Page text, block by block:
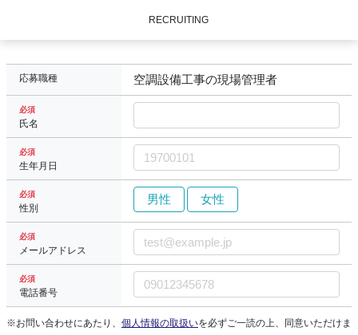
RECRUITING
応募職種 空調設備工事の現場管理者
必須
氏名
必須
生年月日
必須
性別
男性 女性
必須
メールアドレス
必須
電話番号
※お問い合わせにあたり、 個人情報の取扱いを必ずご一読の上、同意いただけま